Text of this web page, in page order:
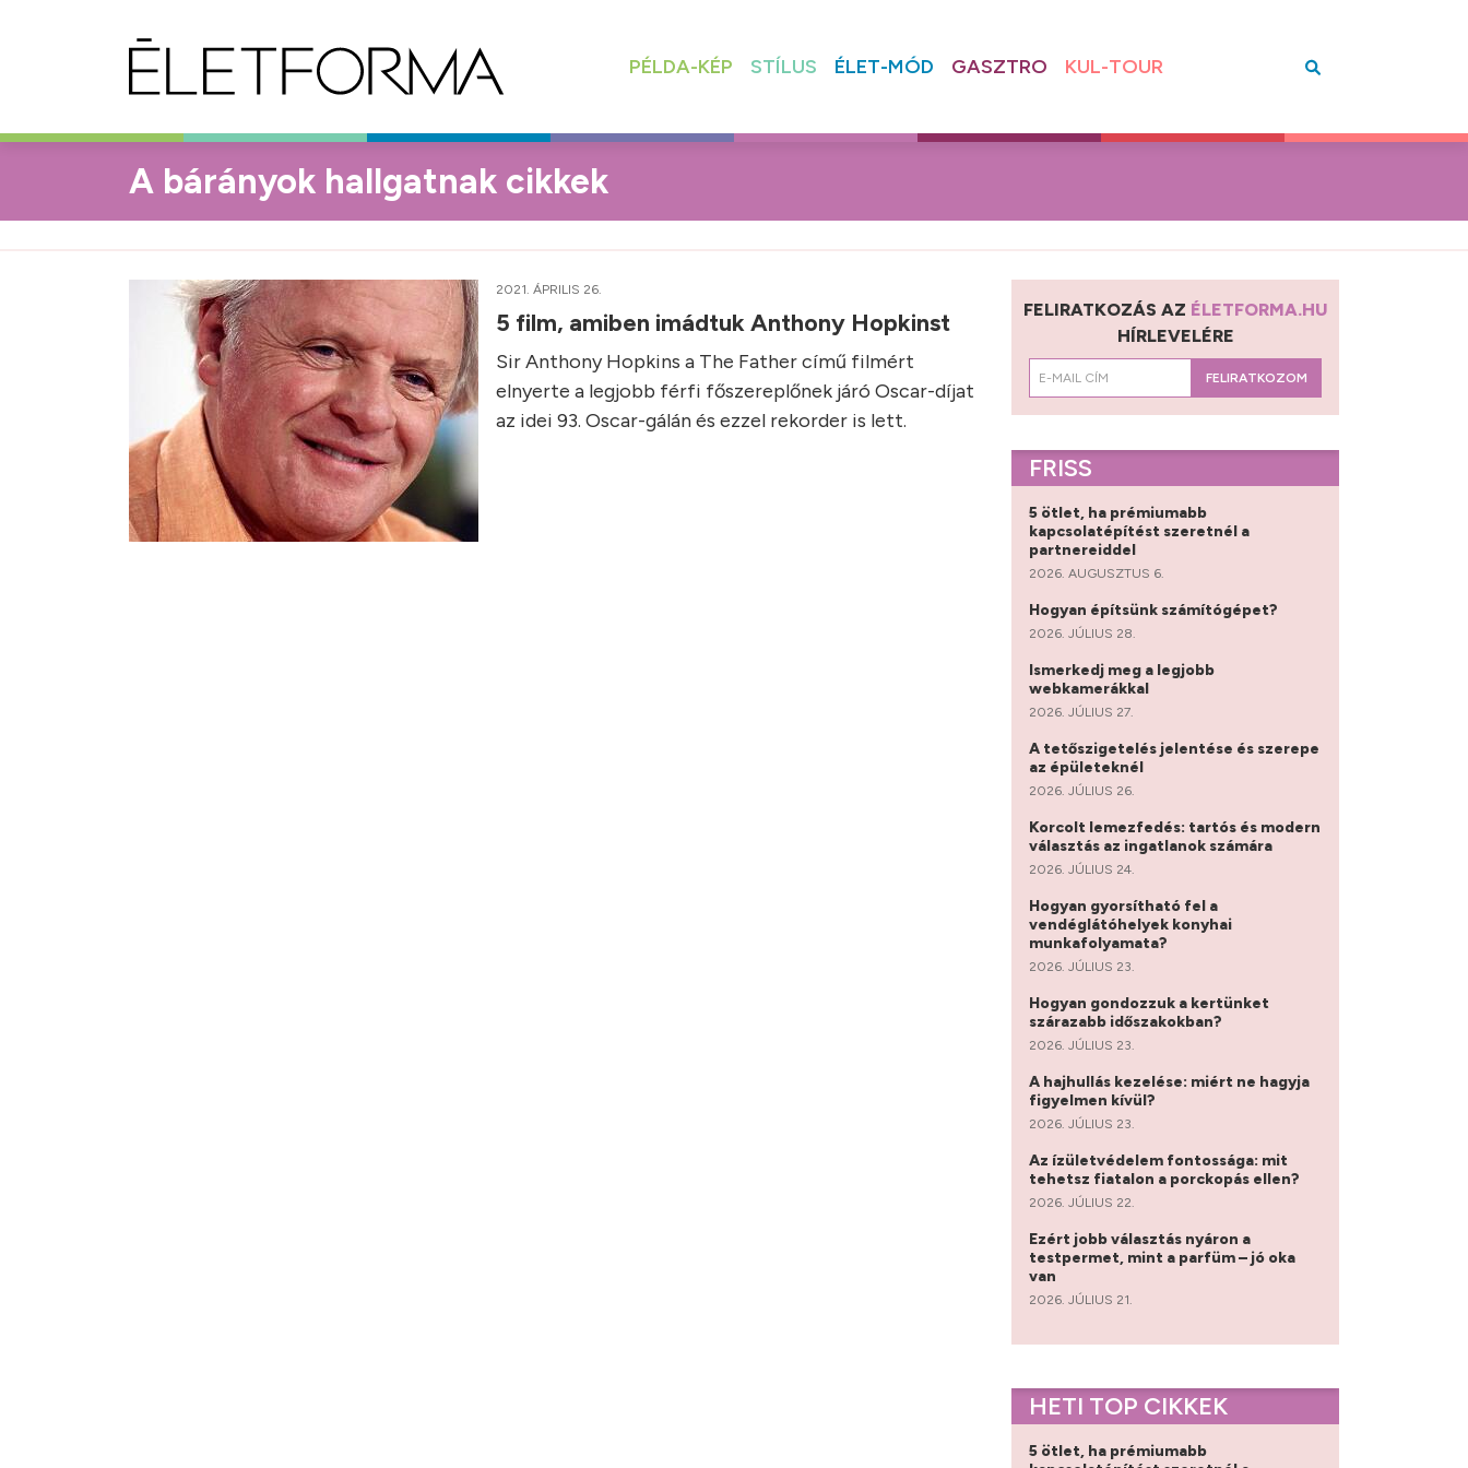
PÉLDA-KÉP STÍLUS ÉLET-MÓD GASZTRO KUL-TOUR
A bárányok hallgatnak cikkek
2021. ÁPRILIS 26.
5 film, amiben imádtuk Anthony Hopkinst
Sir Anthony Hopkins a The Father című filmért
elnyerte a legjobb férfi főszereplőnek járó Oscar-díjat
az idei 93. Oscar-gálán és ezzel rekorder is lett.
FELIRATKOZÁS AZ ÉLETFORMA.HU
HÍRLEVELÉRE
FELIRATKOZOM
FRISS
5 ötlet, ha prémiumabb
kapcsolatépítést szeretnél a
partnereiddel
2026. AUGUSZTUS 6.
Hogyan építsünk számítógépet?
2026. JÚLIUS 28.
Ismerkedj meg a legjobb
webkamerákkal
2026. JÚLIUS 27.
A tetőszigetelés jelentése és szerepe
az épületeknél
2026. JÚLIUS 26.
Korcolt lemezfedés: tartós és modern
választás az ingatlanok számára
2026. JÚLIUS 24.
Hogyan gyorsítható fel a
vendéglátóhelyek konyhai
munkafolyamata?
2026. JÚLIUS 23.
Hogyan gondozzuk a kertünket
szárazabb időszakokban?
2026. JÚLIUS 23.
A hajhullás kezelése: miért ne hagyja
figyelmen kívül?
2026. JÚLIUS 23.
Az ízületvédelem fontossága: mit
tehetsz fiatalon a porckopás ellen?
2026. JÚLIUS 22.
Ezért jobb választás nyáron a
testpermet, mint a parfüm – jó oka
van
2026. JÚLIUS 21.
HETI TOP CIKKEK
5 ötlet, ha prémiumabb